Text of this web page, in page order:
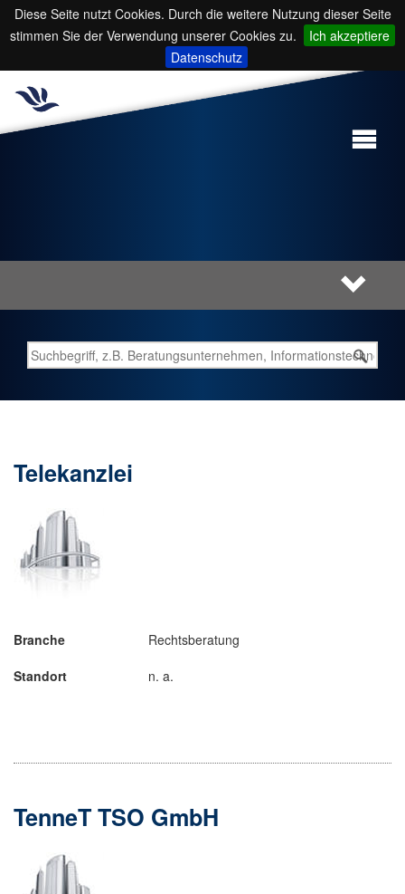
Diese Seite nutzt Cookies. Durch die weitere Nutzung dieser Seite
stimmen Sie der Verwendung unserer Cookies zu.
Ich akzeptiere
Datenschutz
Telekanzlei
Branche
Rechtsberatung
Standort
n. a.
TenneT TSO GmbH